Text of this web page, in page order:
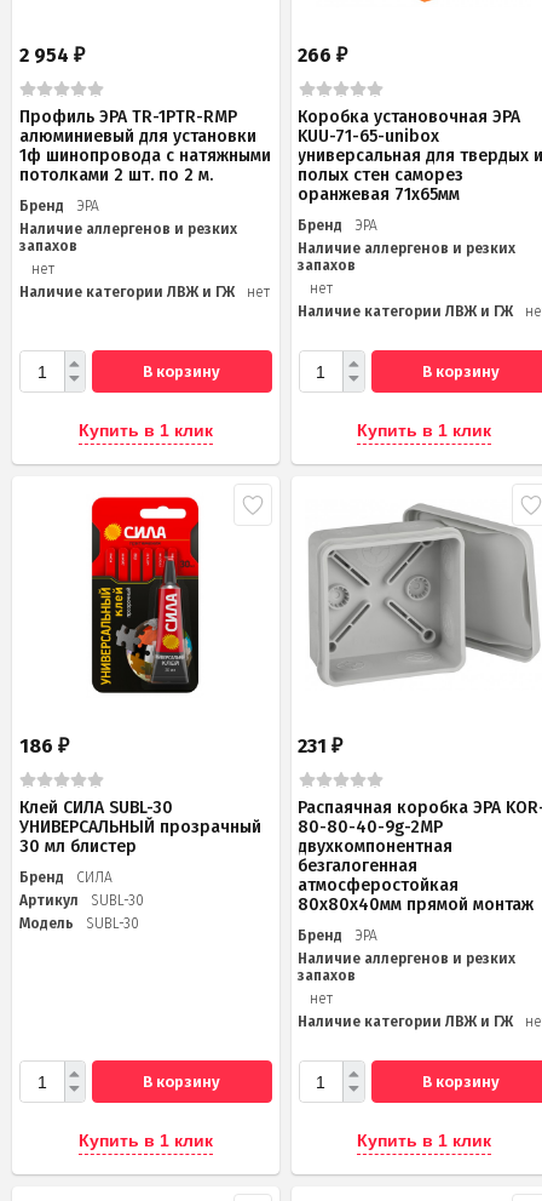
2 954 ₽
Профиль ЭРА TR-1PTR-RMP
алюминиевый для установки
1ф шинопровода с натяжными
потолками 2 шт. по 2 м.
Бренд
ЭРА
Наличие аллергенов и резких
запахов
нет
Наличие категории ЛВЖ и ГЖ
нет
В корзину
Купить в 1 клик
266₽
Коробка установочная ЭРА
KUU-71-65-unibox
универсальная для твердых
полых стен саморез
оранжевая 71х65мм
Бренд
ЭРА
Наличие аллергенов и резких
запахов
нет
Наличие категории ЛВЖ и ГЖ
В корзину
Купить в 1 клик
186 ₽
Клей СИЛА SUBL-30
УНИВЕРСАЛЬНЫЙ прозрачный
30 мл блистер
Бренд
СИЛА
Артикул
SUBL-30
Модель
SUBL-30
В корзину
Купить в 1 клик
231₽
Распаячная коробка ЭРА
80-80-40-9g-2MP
двухкомпонентная
безгалогенная
атмосферостойкая
80х80х40мм прямой монтаж
Бренд
ЭРА
Наличие аллергенов и резких
запахов
нет
Наличие категории ЛВЖ и ГЖ
В корзину
Купить в 1 клик